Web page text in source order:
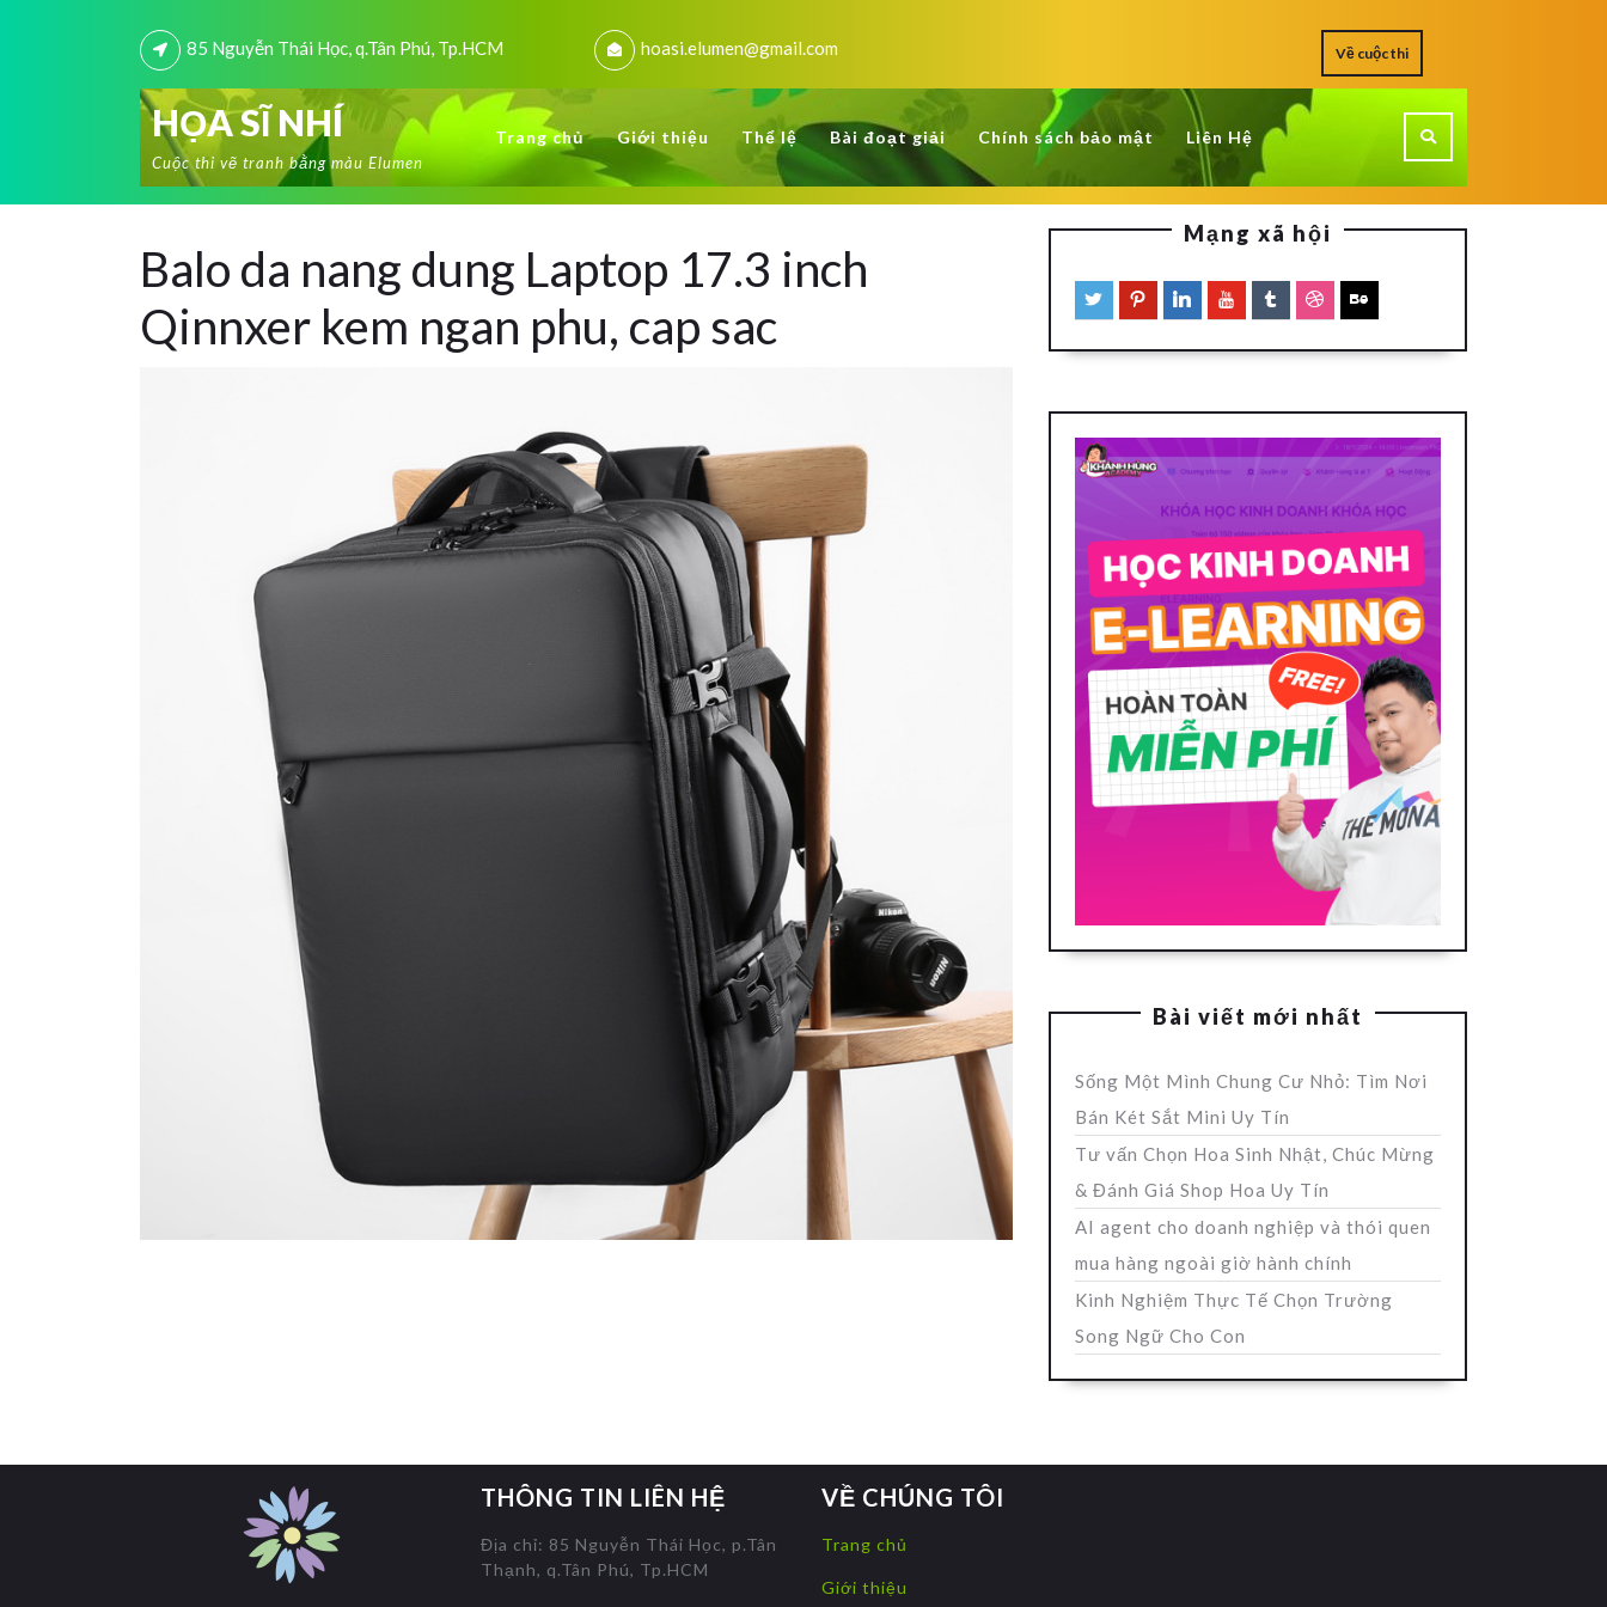
85 Nguyễn Thái Học, q.Tân Phú, Tp.HCM hoasi.elumen@gmail.com Về cuộc thi
HỌA SĨ NHÍ
Cuộc thi vẽ tranh bằng màu Elumen
Trang chủ Giới thiệu Thể lệ Bài đoạt giải Chính sách bảo mật Liên Hệ
Balo da nang dung Laptop 17.3 inch
Qinnxer kem ngan phu, cap sac
Mạng xã hội
Bài viết mới nhất
Sống Một Mình Chung Cư Nhỏ: Tìm Nơi
Bán Két Sắt Mini Uy Tín
Tư vấn Chọn Hoa Sinh Nhật, Chúc Mừng
& Đánh Giá Shop Hoa Uy Tín
AI agent cho doanh nghiệp và thói quen
mua hàng ngoài giờ hành chính
Kinh Nghiệm Thực Tế Chọn Trường
Song Ngữ Cho Con
THÔNG TIN LIÊN HỆ
Địa chỉ: 85 Nguyễn Thái Học, p.Tân
Thạnh, q.Tân Phú, Tp.HCM
VỀ CHÚNG TÔI
Trang chủ
Giới thiệu